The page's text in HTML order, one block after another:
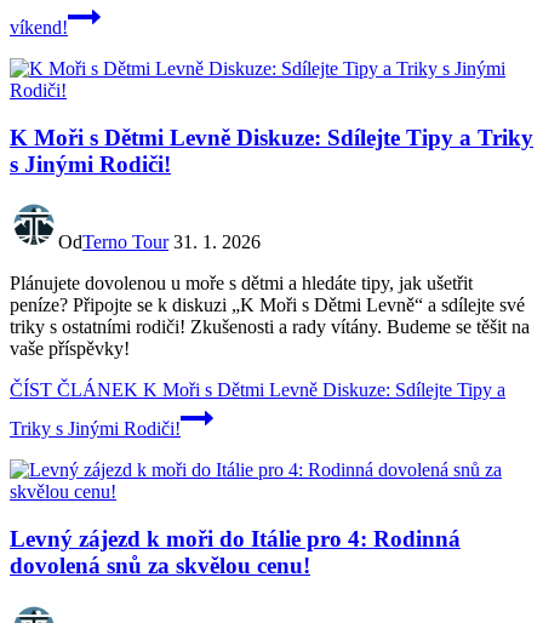
víkend!
K Moři s Dětmi Levně Diskuze: Sdílejte Tipy a Triky
s Jinými Rodiči!
OdTerno Tour 31. 1. 2026
Plánujete dovolenou u moře s dětmi a hledáte tipy, jak ušetřit
peníze? Připojte se k diskuzi „K Moři s Dětmi Levně“ a sdílejte své
triky s ostatními rodiči! Zkušenosti a rady vítány. Budeme se těšit na
vaše příspěvky!
ČÍST ČLÁNEK K Moři s Dětmi Levně Diskuze: Sdílejte Tipy a
Triky s Jinými Rodiči!
Levný zájezd k moři do Itálie pro 4: Rodinná
dovolená snů za skvělou cenu!